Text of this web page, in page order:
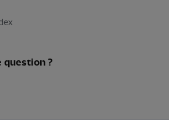
question ?